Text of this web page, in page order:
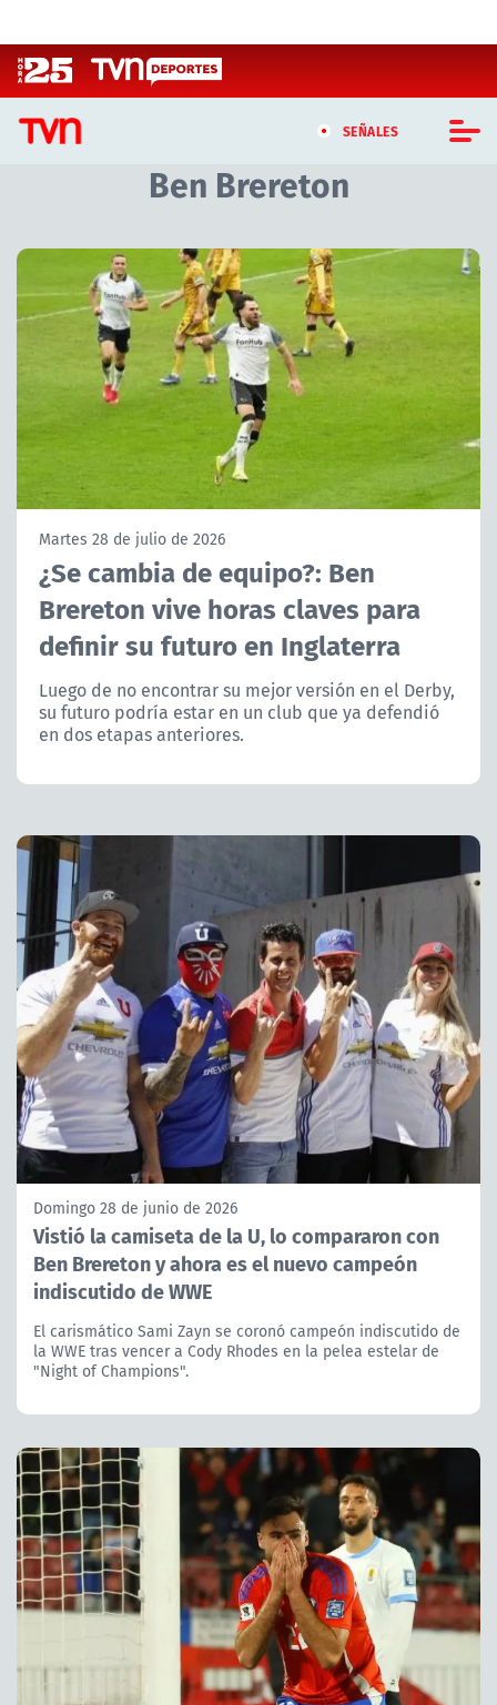
SEÑALES
CASTING MASTERCHEF CHILE
CASTING TVN VERTICAL
TVN VERTICAL
TVN PLAY
PROGRAMAS
TELESERIES
ACTUALIDAD Y TENDENCIAS
CORPORATIVO Y TRANSPARENCIA
CANAL DE DENUNCIAS
Ben Brereton
Artículos relacionados con Ben Brereton
Martes 28 de julio de 2026
¿Se cambia de equipo?: Ben
Brereton vive horas claves para
definir su futuro en Inglaterra
Luego de no encontrar su mejor versión en el Derby,
su futuro podría estar en un club que ya defendió
en dos etapas anteriores.
Domingo 28 de junio de 2026
Vistió la camiseta de la U, lo compararon con
Ben Brereton y ahora es el nuevo campeón
indiscutido de WWE
El carismático Sami Zayn se coronó campeón indiscutido de
la WWE tras vencer a Cody Rhodes en la pelea estelar de
"Night of Champions".